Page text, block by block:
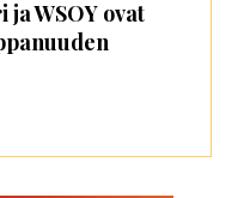
WSOY ovat